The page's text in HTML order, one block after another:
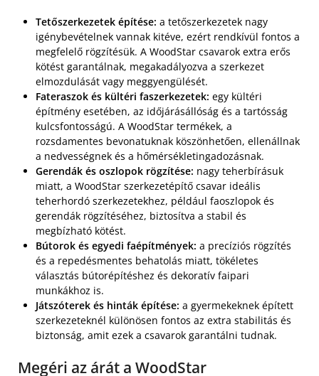
Tetőszerkezetek építése: a tetőszerkezetek nagy
igénybevételnek vannak kitéve, ezért rendkívül fontos a
megfelelő rögzítésük. A WoodStar csavarok extra erős
kötést garantálnak, megakadályozva a szerkezet
elmozdulását vagy meggyengülését.
Fateraszok és kültéri faszerkezetek: egy kültéri
építmény esetében, az időjárásállóság és a tartósság
kulcsfontosságú. A WoodStar termékek, a
rozsdamentes bevonatuknak köszönhetően, ellenállnak
a nedvességnek és a hőmérsékletingadozásnak.
Gerendák és oszlopok rögzítése: nagy teherbírásuk
miatt, a WoodStar szerkezetépítő csavar ideális
teherhordó szerkezetekhez, például faoszlopok és
gerendák rögzítéséhez, biztosítva a stabil és
megbízható kötést.
Bútorok és egyedi faépítmények: a precíziós rögzítés
és a repedésmentes behatolás miatt, tökéletes
választás bútorépítéshez és dekoratív faipari
munkákhoz is.
Játszóterek és hinták építése: a gyermekeknek épített
szerkezeteknél különösen fontos az extra stabilitás és
biztonság, amit ezek a csavarok garantálni tudnak.
Megéri az árát a WoodStar